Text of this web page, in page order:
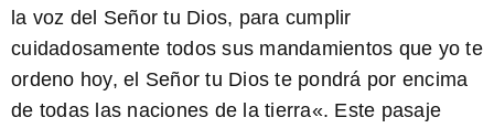
la voz del Señor tu Dios, para cumplir
cuidadosamente todos sus mandamientos que yo te
ordeno hoy, el Señor tu Dios te pondrá por encima
de todas las naciones de la tierra«. Este pasaje